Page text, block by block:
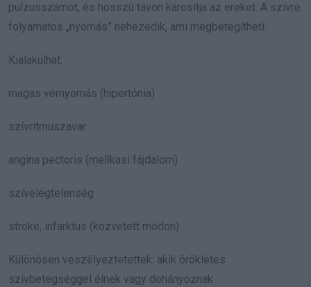
pulzusszámot, és hosszú távon károsítja az ereket. A szívre
folyamatos „nyomás” nehezedik, ami megbetegítheti.
Kialakulhat:
magas vérnyomás (hipertónia)
szívritmuszavar
angina pectoris (mellkasi fájdalom)
szívelégtelenség
stroke, infarktus (közvetett módon)
Különösen veszélyeztetettek: akik örökletes
szívbetegséggel élnek vagy dohányoznak